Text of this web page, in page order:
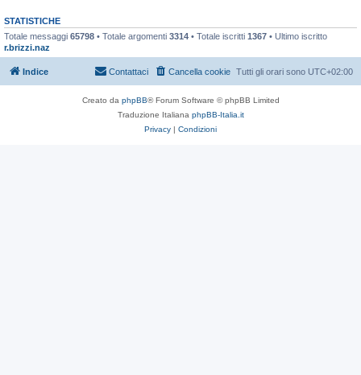
STATISTICHE
Totale messaggi 65798 • Totale argomenti 3314 • Totale iscritti 1367 • Ultimo iscritto
r.brizzi.naz
Indice Tutti gli orari sono UTC+02:00
Cancella cookie
Contattaci
Creato da phpBB® Forum Software © phpBB Limited
Traduzione Italiana phpBB-Italia.it
Privacy | Condizioni